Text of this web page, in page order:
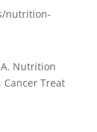
nutrition-
A. Nutrition
Treat